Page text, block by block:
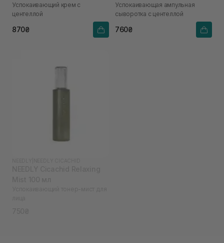
Успокаивающий крем с
центеллой
870₴
Успокаивающая ампульная
сыворотка с центеллой
760₴